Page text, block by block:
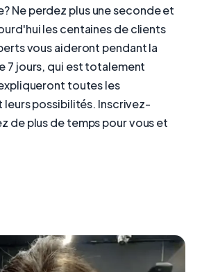
Ne perdez plus une seconde et
les centaines de clients
vous aideront pendant la
7 jours, qui est totalement
toutes les
possibilités. Inscrivez-
de plus de temps pour vous et